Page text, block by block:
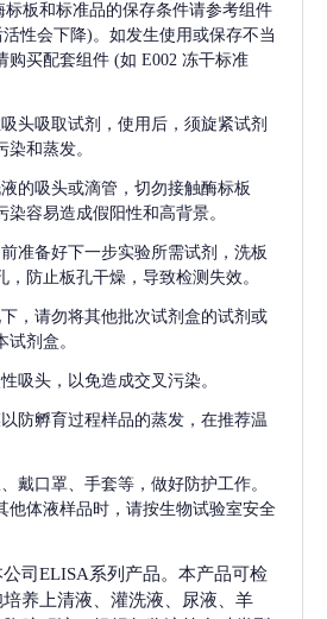
标板和标准品的保存条件请参考组件
性会下降)。如发生使用或保存不当
购买配套组件 (如 E002 冻干标准
头吸取试剂，使用后，须旋紧试剂
和蒸发。
的吸头或滴管，切勿接触酶标板
容易造成假阳性和高背景。
准备好下一步实验所需试剂，洗板
，防止板孔干燥，导致检测失效。
，请勿将其他批次试剂盒的试剂或
剂盒。
吸头，以免造成交叉污染。
防孵育过程样品的蒸发，在推荐温
戴口罩、手套等，做好防护工作。
他体液样品时，请按生物试验室安全
司ELISA系列产品。本产品可检
养上清液、灌洗液、尿液、羊